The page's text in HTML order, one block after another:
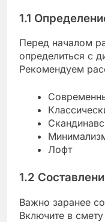
1.1
Перед началом
определиться с
Рекомендуем
Лофт
1.2
Важно заранее
Включите в